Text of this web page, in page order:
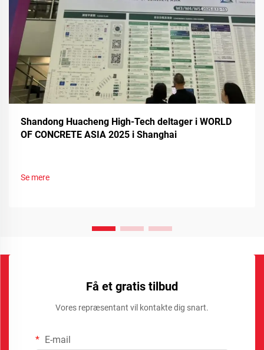
Shandong Huacheng High-Tech deltager i WORLD
OF CONCRETE ASIA 2025 i Shanghai
Se mere
Få et gratis tilbud
Vores repræsentant vil kontakte dig snart.
E-mail